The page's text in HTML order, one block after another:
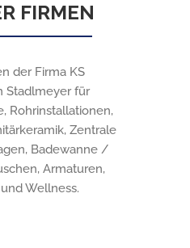
FIRMEN
der Firma KS
Stadlmeyer für
Rohrinstallationen,
Zentrale
Badewanne /
Armaturen,
Wellness.